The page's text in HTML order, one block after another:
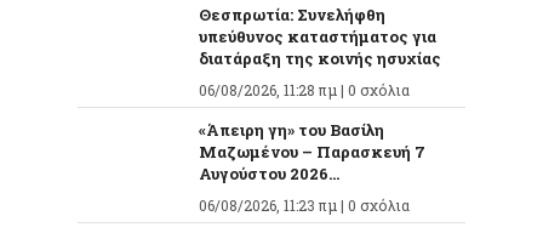
Θεσπρωτία: Συνελήφθη
υπεύθυνος καταστήματος για
διατάραξη της κοινής ησυχίας
06/08/2026, 11:28 πμ | 0 σχόλια
«Άπειρη γη» του Βασίλη
Μαζωμένου – Παρασκευή 7
Αυγούστου 2026...
06/08/2026, 11:23 πμ | 0 σχόλια